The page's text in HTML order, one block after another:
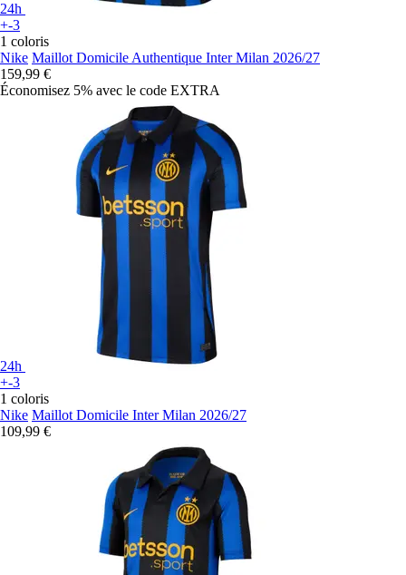
24h
+-3
1 coloris
Nike Maillot Domicile Authentique Inter Milan 2026/27
159,99 €
Économisez 5% avec le code EXTRA
24h
+-3
1 coloris
Nike Maillot Domicile Inter Milan 2026/27
109,99 €